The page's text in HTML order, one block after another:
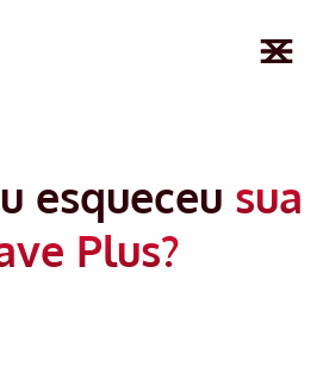
esqueceu sua
Plus?